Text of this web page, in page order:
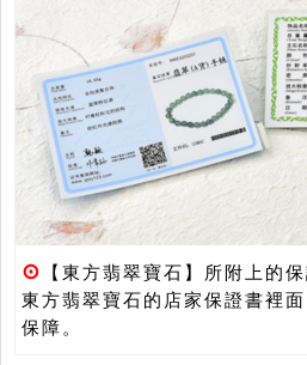
⊙
【東方翡翠寶石】所附上的
東方翡翠寶石的店家保證書裡
保障。